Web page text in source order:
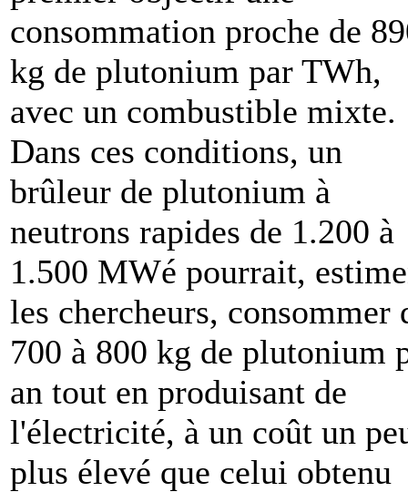
consommation proche de
kg de plutonium par TWh,
avec un combustible mixte.
Dans ces conditions, un
brûleur de plutonium à
neutrons rapides de 1.200 à
1.500 MWé pourrait,
les chercheurs, consommer
700 à 800 kg de plutonium
an tout en produisant de
l'électricité, à un coût un
plus élevé que celui obtenu